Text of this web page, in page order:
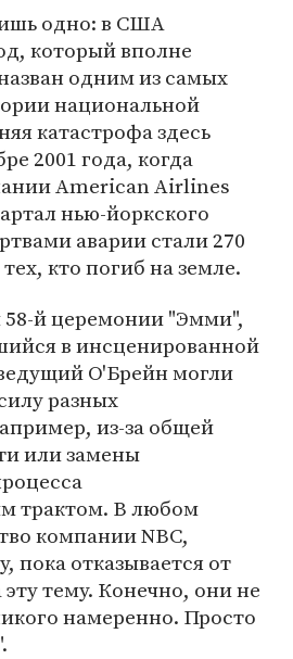
одно: в США
который вполне
одним из самых
национальной
катастрофа здесь
2001 года, когда
American Airlines
нью-йоркского
аварии стали 270
кто погиб на земле.
58-й церемонии "Эмми",
в инсценированной
О'Брейн могли
разных
из-за общей
или замены
трактом. В любом
компании NBC,
пока отказывается от
тему. Конечно, они не
намеренно. Просто